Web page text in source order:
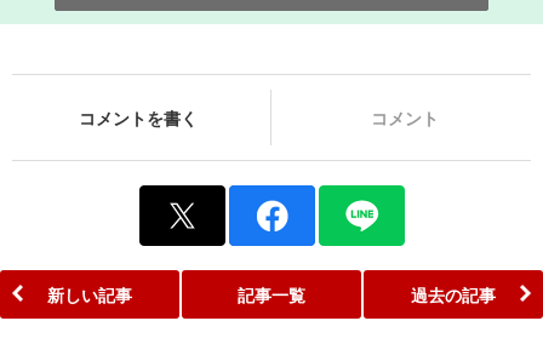
コメントを書く コメント
新しい記事 記事一覧 過去の記事